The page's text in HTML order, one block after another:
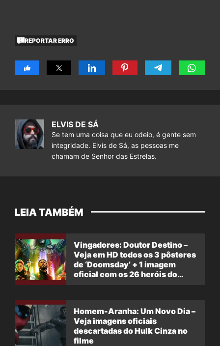
REPORTAR ERRO
ELVIS DE SÁ
Se tem uma coisa que eu odeio, é gente sem
integridade. Elvis de Sá, as pessoas me
chamam de Senhor das Estrelas.
LEIA TAMBÉM
Vingadores: Doutor Destino –
Veja em HD todos os 3 pôsteres
de ‘Doomsday’ + 1 imagem
oficial com os 26 heróis do
Homem-Aranha: Um Novo Dia –
Veja imagens oficiais
descartadas do Hulk Cinza no
filme